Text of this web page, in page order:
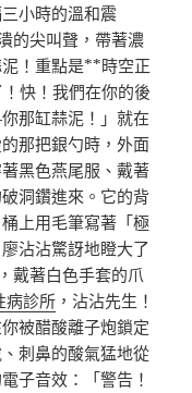
小時的溫和震
的尖叫聲，帶著濃
！重點是**時空正
快！我們在你的後
那缸蒜泥！」就在
那把銀勺時，外面
黑色燕尾服、戴著
洞鑽進來。它的背
上用毛筆寫著「極
沾沾驚訝地瞪大了
戴著白色手套的爪
病診所 ，沾沾先生！
被醋酸離子炮鎖定
刺鼻的酸氣猛地從
子音效：「警告！